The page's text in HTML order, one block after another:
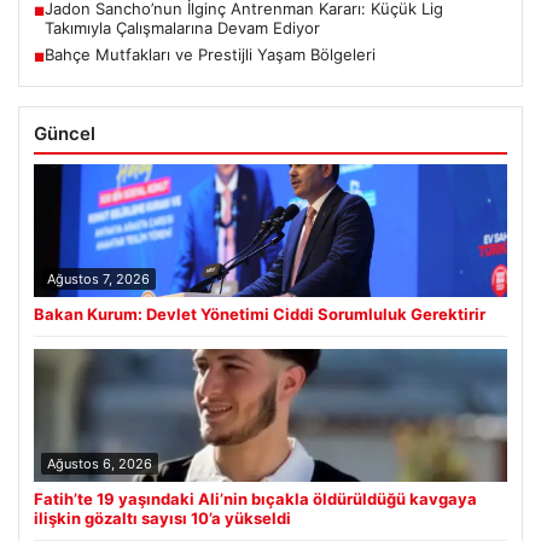
■Jadon Sancho’nun İlginç Antrenman Kararı: Küçük Lig
Takımıyla Çalışmalarına Devam Ediyor
■Bahçe Mutfakları ve Prestijli Yaşam Bölgeleri
Güncel
Ağustos 7, 2026
Bakan Kurum: Devlet Yönetimi Ciddi Sorumluluk Gerektirir
Ağustos 6, 2026
Fatih’te 19 yaşındaki Ali’nin bıçakla öldürüldüğü kavgaya
ilişkin gözaltı sayısı 10’a yükseldi